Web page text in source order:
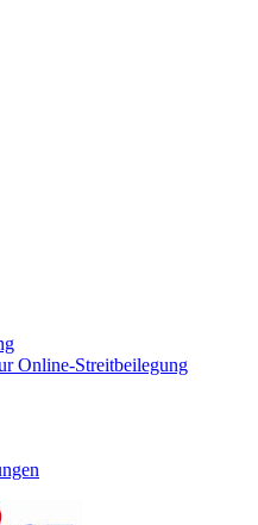
Online-Streitbeilegung